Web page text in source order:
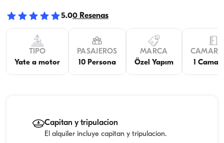
5.00 Resenas
TIPO
Yate a motor
PASAJEROS
10 Persona
MARCA
Özel Yapım
1
Capitan y tripulacion
El alquiler incluye capitan y tripulacion.